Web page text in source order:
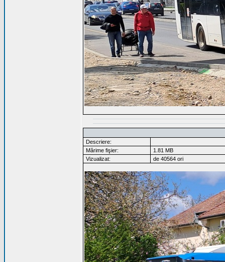
Descriere:
Mărime fişier:
1.81 MB
Vizualizat:
de 40564 ori